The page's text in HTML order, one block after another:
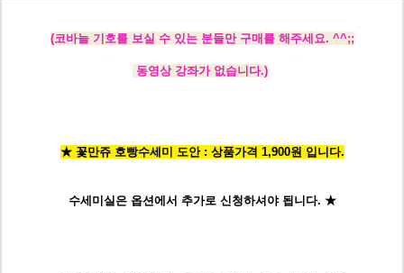
(코바늘 기호를 보실 수 있는 분들만 구매를 해주세요. ^^;;
동영상 강좌가 없습니다.)
★ 꽃만쥬 호빵수세미 도안 : 상품가격 1,900원 입니다.
수세미실은 옵션에서 추가로 신청하셔야 됩니다. ★